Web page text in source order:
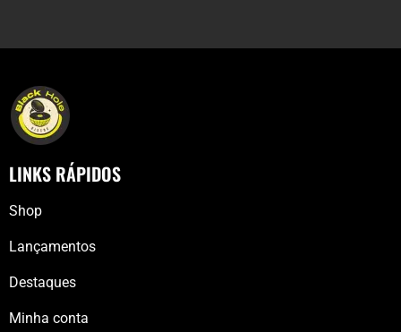
LINKS RÁPIDOS
Shop
Lançamentos
Destaques
Minha conta